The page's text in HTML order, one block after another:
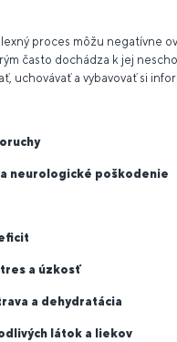
proces môžu negatívne
často dochádza k jej
uchovávať a vybavovať si
a neurologické poškodenie
a úzkosť
a dehydratácia
látok a liekov